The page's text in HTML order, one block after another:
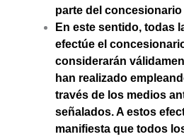
parte del
En este sentido, todas
efectúe el
considerarán
han realizado
través de los medios
señalados. A estos
manifiesta que todos